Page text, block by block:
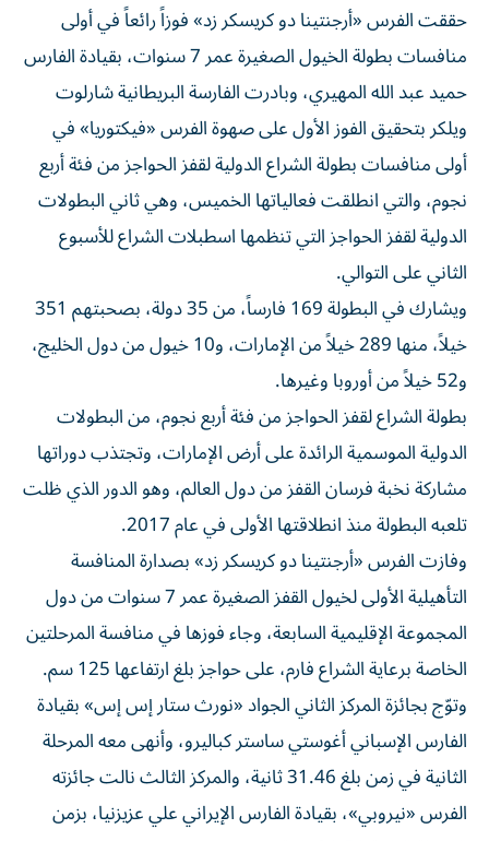
حققت الفرس «أرجنتينا دو كريسكر زد» فوزاً رائعاً في أولى
منافسات بطولة الخيول الصغيرة عمر 7 سنوات، بقيادة الفارس
حميد عبد الله المهيري، وبادرت الفارسة البريطانية شارلوت
ويلكر بتحقيق الفوز الأول على صهوة الفرس «فيكتوريا» في
أولى منافسات بطولة الشراع الدولية لقفز الحواجز من فئة أربع
نجوم، والتي انطلقت فعالياتها الخميس، وهي ثاني البطولات
الدولية لقفز الحواجز التي تنظمها اسطبلات الشراع للأسبوع
الثاني على التوالي.
ويشارك في البطولة 169 فارساً، من 35 دولة، بصحبتهم 351
خيلاً، منها 289 خيلاً من الإمارات، و10 خيول من دول الخليج،
و52 خيلاً من أوروبا وغيرها.
بطولة الشراع لقفز الحواجز من فئة أربع نجوم، من البطولات
الدولية الموسمية الرائدة على أرض الإمارات، وتجتذب دوراتها
مشاركة نخبة فرسان القفز من دول العالم، وهو الدور الذي ظلت
تلعبه البطولة منذ انطلاقتها الأولى في عام 2017.
وفازت الفرس «أرجنتينا دو كريسكر زد» بصدارة المنافسة
التأهيلية الأولى لخيول القفز الصغيرة عمر 7 سنوات من دول
المجموعة الإقليمية السابعة، وجاء فوزها في منافسة المرحلتين
الخاصة برعاية الشراع فارم، على حواجز بلغ ارتفاعها 125 سم.
وتوّج بجائزة المركز الثاني الجواد «نورث ستار إس إس» بقيادة
الفارس الإسباني أغوستي ساستر كباليرو، وأنهى معه المرحلة
الثانية في زمن بلغ 31.46 ثانية، والمركز الثالث نالت جائزته
الفرس «نيروبي»، بقيادة الفارس الإيراني علي عزيزنيا، بزمن